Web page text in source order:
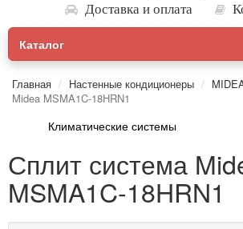
Доставка и оплата
Каталог
Главная Настенные кондиционеры
Midea MSMA1C-18HRN1
Климатические системы
Сплит система
MSMA1C-18HRN1